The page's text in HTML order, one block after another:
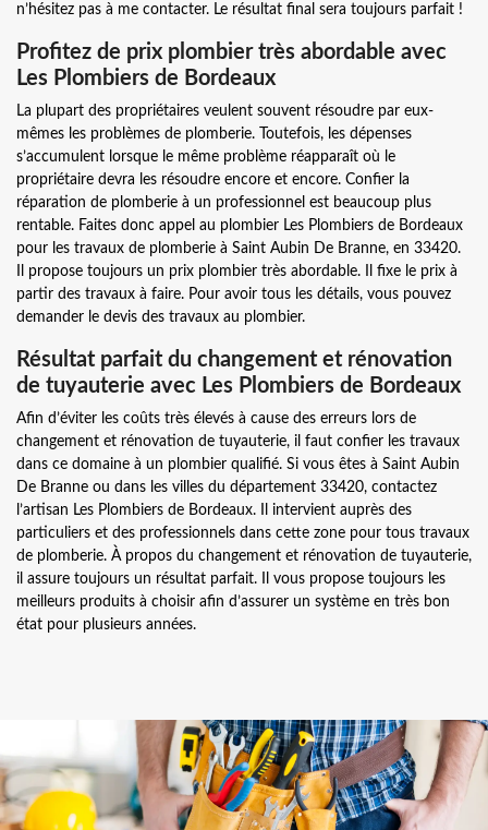
n’hésitez pas à me contacter. Le résultat final sera toujours parfait !
Profitez de prix plombier très abordable avec
Les Plombiers de Bordeaux
La plupart des propriétaires veulent souvent résoudre par eux-
mêmes les problèmes de plomberie. Toutefois, les dépenses
s’accumulent lorsque le même problème réapparaît où le
propriétaire devra les résoudre encore et encore. Confier la
réparation de plomberie à un professionnel est beaucoup plus
rentable. Faites donc appel au plombier Les Plombiers de Bordeaux
pour les travaux de plomberie à Saint Aubin De Branne, en 33420.
Il propose toujours un prix plombier très abordable. Il fixe le prix à
partir des travaux à faire. Pour avoir tous les détails, vous pouvez
demander le devis des travaux au plombier.
Résultat parfait du changement et rénovation
de tuyauterie avec Les Plombiers de Bordeaux
Afin d’éviter les coûts très élevés à cause des erreurs lors de
changement et rénovation de tuyauterie, il faut confier les travaux
dans ce domaine à un plombier qualifié. Si vous êtes à Saint Aubin
De Branne ou dans les villes du département 33420, contactez
l’artisan Les Plombiers de Bordeaux. Il intervient auprès des
particuliers et des professionnels dans cette zone pour tous travaux
de plomberie. À propos du changement et rénovation de tuyauterie,
il assure toujours un résultat parfait. Il vous propose toujours les
meilleurs produits à choisir afin d’assurer un système en très bon
état pour plusieurs années.